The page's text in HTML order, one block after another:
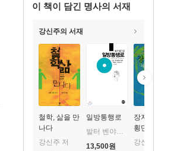
이 책이 담긴 명사의 서재
강신주의 서재
철학, 삶을 만
나다
강신주 저
일방통행로
13,500원
장자, 차이를
횡단하는 즐
거운 모험
강신주 저